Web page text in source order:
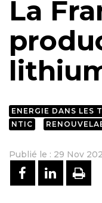
La
ENERGIE DANS LES
NTIC
Publié le : 29 Nov